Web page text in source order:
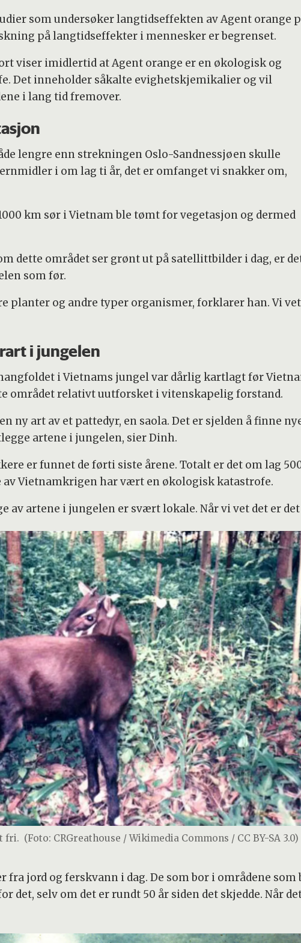
som undersøker langtidseffekten av Agent orange
på langtidseffekter i mennesker er begrenset.
viser imidlertid at Agent orange er en økologisk og
Det inneholder såkalte evighetskjemikalier og vil
i lang tid fremover.
lengre enn strekningen Oslo-Sandnessjøen skulle
i om lag ti år, det er omfanget vi snakker om,
km sør i Vietnam ble tømt for vegetasjon og dermed
dette området ser grønt ut på satellittbilder i dag, er
som før.
planter og andre typer organismer, forklarer han. Vi
i jungelen
i Vietnams jungel var dårlig kartlagt før
området relativt uutforsket i vitenskapelig forstand.
ny art av et pattedyr, en saola. Det er sjelden å finne
artene i jungelen, sier Dinh.
er funnet de førti siste årene. Totalt er det om lag
av Vietnamkrigen har vært en økologisk katastrofe.
av artene i jungelen er svært lokale. Når vi vet det er
fri. (Foto: CRGreathouse / Wikimedia Commons / CC BY-SA 3.0)
fra jord og ferskvann i dag. De som bor i områdene
det, selv om det er rundt 50 år siden det skjedde. Når